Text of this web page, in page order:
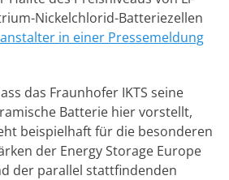
Nickelchlorid-Batteriezellen
in einer Pressemeldung
das Fraunhofer IKTS seine
Batterie hier vorstellt,
beispielhaft für die besonderen
der Energy Storage Europe
der parallel stattfindenden